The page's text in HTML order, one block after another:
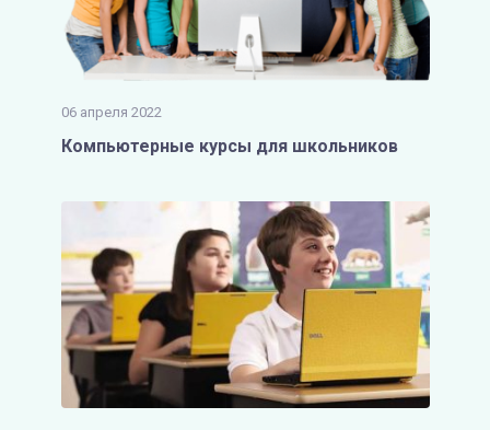
06 апреля 2022
Компьютерные курсы для школьников